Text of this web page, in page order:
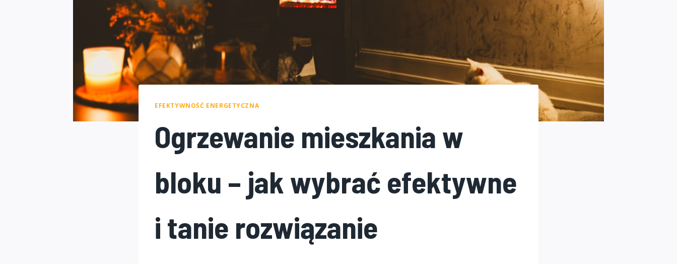
EFEKTYWNOŚĆ ENERGETYCZNA
Ogrzewanie mieszkania w
bloku – jak wybrać efektywne
i tanie rozwiązanie